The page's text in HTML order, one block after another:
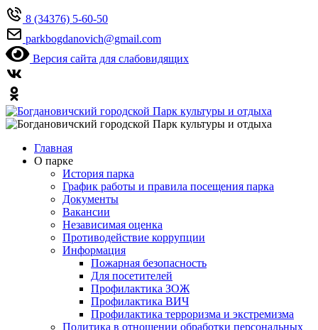
8 (34376) 5-60-50
parkbogdanovich@gmail.com
Версия сайта для слабовидящих
Главная
О парке
История парка
График работы и правила посещения парка
Документы
Вакансии
Независимая оценка
Противодействие коррупции
Информация
Пожарная безопасность
Для посетителей
Профилактика ЗОЖ
Профилактика ВИЧ
Профилактика терроризма и экстремизма
Политика в отношении обработки персональных